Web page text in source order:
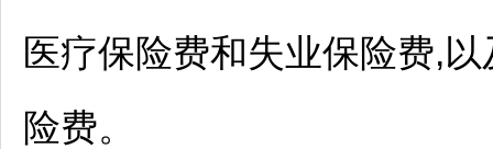
医疗保险费和失业保险费,
险费。